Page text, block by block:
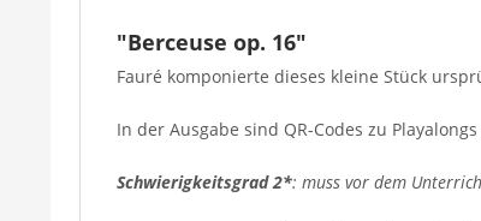
"Berceuse op. 16"
Fauré komponierte dieses kleine Stück
In der Ausgabe sind QR-Codes zu
Schwierigkeitsgrad 2*: muss vor dem